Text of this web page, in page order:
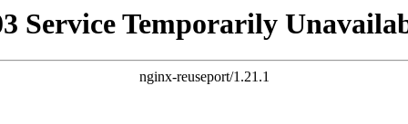
Service Temporarily
nginx-reuseport/1.21.1